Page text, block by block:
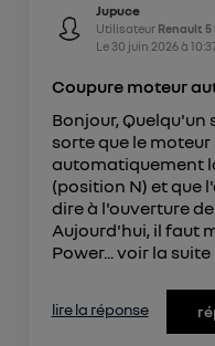
Jupuce
Utilisateur Renault 5
Le 30 juin 2026à
Coupure moteur
Bonjour,
sorte que le
automatiquement
(position N) et que
dire à l'ouverture
Aujourd'hui, il faut
Power... voir la suite
lire la réponse